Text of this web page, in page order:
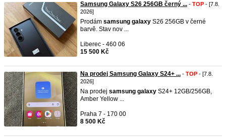
Samsung Galaxy S26 256GB černý ... - TOP - [7.8.
2026]
Prodám samsung galaxy S26 256GB v černé
barvě. Stav nov ...
Liberec - 460 06
15 500 Kč
Na prodej Samsung Galaxy S24+ ... - TOP - [7.8.
2026]
Na prodej samsung galaxy S24+ 12GB/256GB,
Amber Yellow ...
Praha 7 - 170 00
8 500 Kč